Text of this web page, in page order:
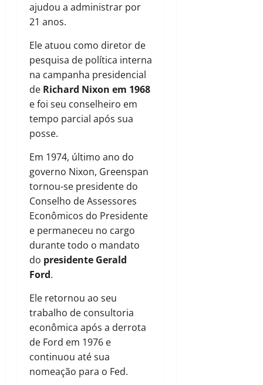
ajudou a administrar por
21 anos.
Ele atuou como diretor de
pesquisa de política interna
na campanha presidencial
de Richard Nixon em 1968
e foi seu conselheiro em
tempo parcial após sua
posse.
Em 1974, último ano do
governo Nixon, Greenspan
tornou-se presidente do
Conselho de Assessores
Econômicos do Presidente
e permaneceu no cargo
durante todo o mandato
do presidente Gerald
Ford.
Ele retornou ao seu
trabalho de consultoria
econômica após a derrota
de Ford em 1976 e
continuou até sua
nomeação para o Fed.